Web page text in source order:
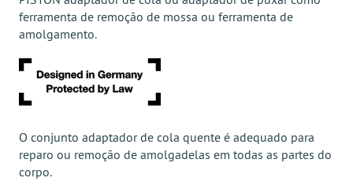
ferramenta de remoção de mossa ou ferramenta de
amolgamento.
O conjunto adaptador de cola quente é adequado para
reparo ou remoção de amolgadelas em todas as partes do
corpo.